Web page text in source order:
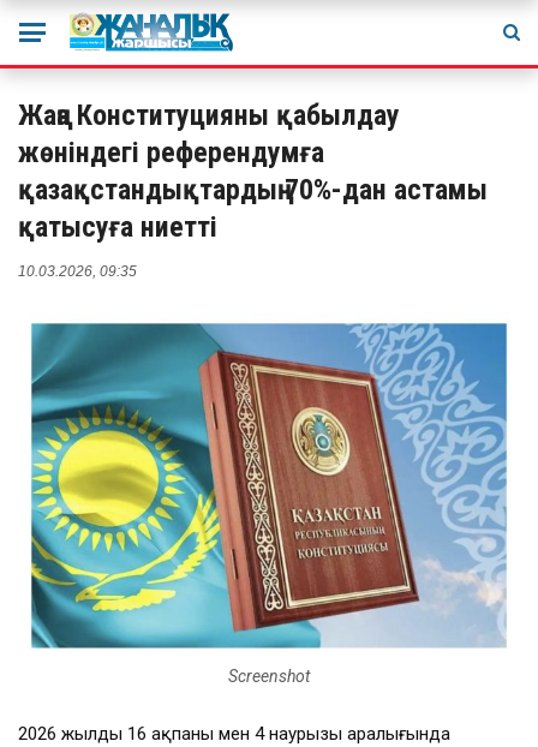
Жаңа Конституцияны қабылдау
жөніндегі референдумға
қазақстандықтардың 70%-дан астамы
қатысуға ниетті
10.03.2026, 09:35
Screenshot
2026 жылдың 16 ақпаны мен 4 наурызы аралығында